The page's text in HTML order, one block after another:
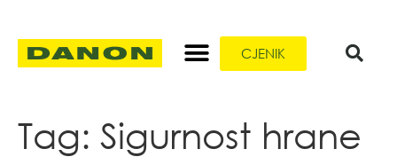
CJENIK
Tag: Sigurnost hrane